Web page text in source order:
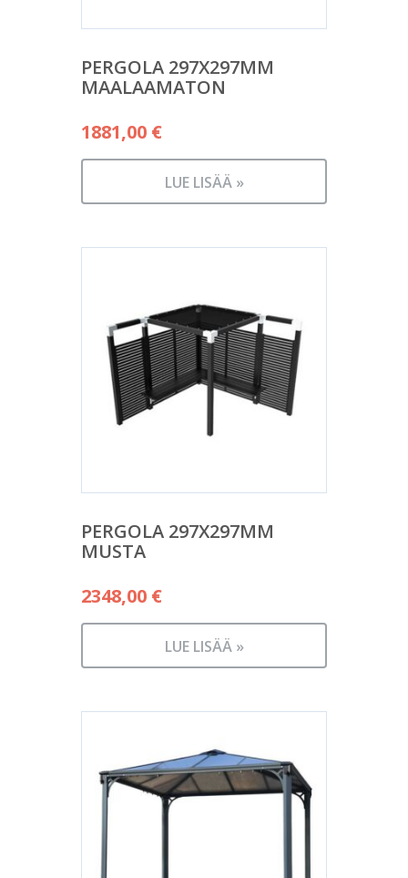
PERGOLA 297X297MM
MAALAAMATON
1881,00 €
LUE LISÄÄ »
PERGOLA 297X297MM
MUSTA
2348,00 €
LUE LISÄÄ »